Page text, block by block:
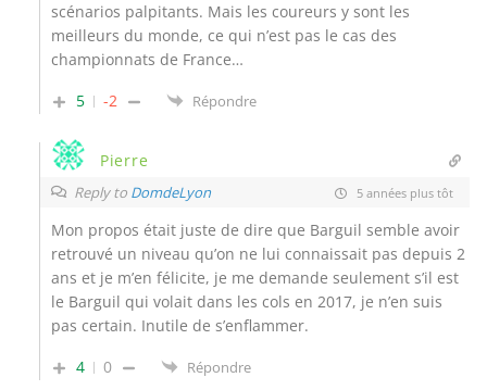
scénarios palpitants. Mais les coureurs y sont les
meilleurs du monde, ce qui n’est pas le cas des
championnats de France…
5
-2 Répondre
Pierre
Reply to DomdeLyon 5 années plus tôt
Mon propos était juste de dire que Barguil semble avoir
retrouvé un niveau qu’on ne lui connaissait pas depuis 2
ans et je m’en félicite, je me demande seulement s’il est
le Barguil qui volait dans les cols en 2017, je n’en suis
pas certain. Inutile de s’enflammer.
4
0 Répondre